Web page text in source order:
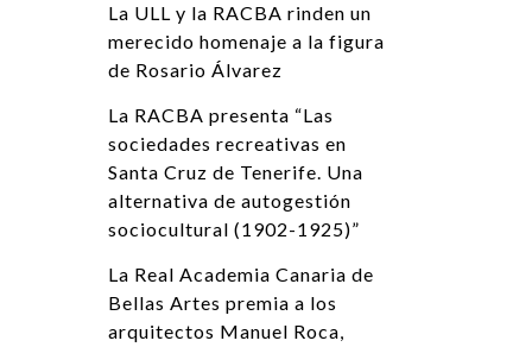
La ULL y la RACBA rinden un
merecido homenaje a la figura
de Rosario Álvarez
La RACBA presenta “Las
sociedades recreativas en
Santa Cruz de Tenerife. Una
alternativa de autogestión
sociocultural (1902-1925)”
La Real Academia Canaria de
Bellas Artes premia a los
arquitectos Manuel Roca,